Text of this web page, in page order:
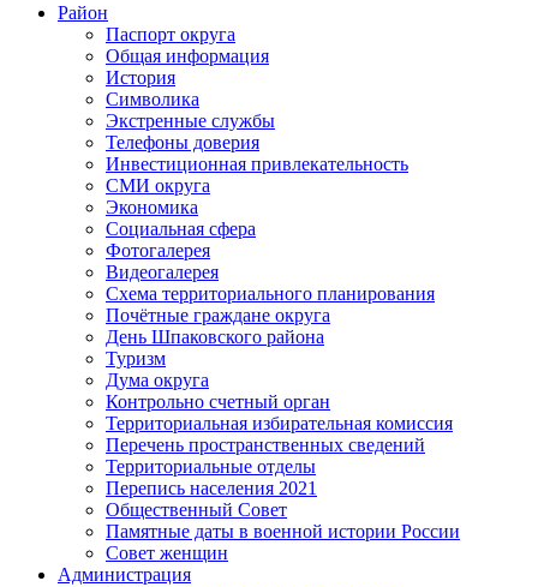
Район
Паспорт округа
Общая информация
История
Символика
Экстренные службы
Телефоны доверия
Инвестиционная привлекательность
СМИ округа
Экономика
Социальная сфера
Фотогалерея
Видеогалерея
Схема территориального планирования
Почётные граждане округа
День Шпаковского района
Туризм
Дума округа
Контрольно счетный орган
Территориальная избирательная комиссия
Перечень пространственных сведений
Территориальные отделы
Перепись населения 2021
Общественный Совет
Памятные даты в военной истории России
Совет женщин
Администрация